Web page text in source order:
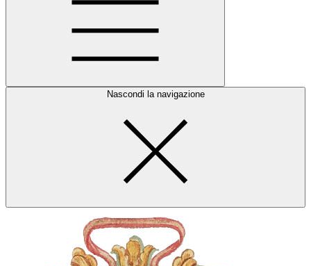
Nascondi la navigazione